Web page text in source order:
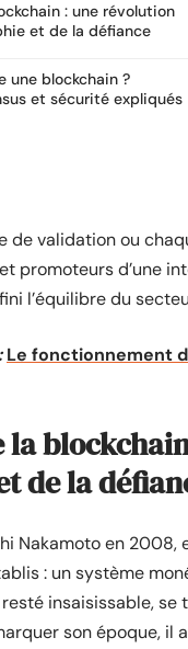
: une révolution
et de la défiance
une blockchain ?
et sécurité expliqués
de validation ou
promoteurs d’une
l’équilibre du
Le fonctionnement
de la
Nakamoto en
: un système
insaisissable,
son époque,